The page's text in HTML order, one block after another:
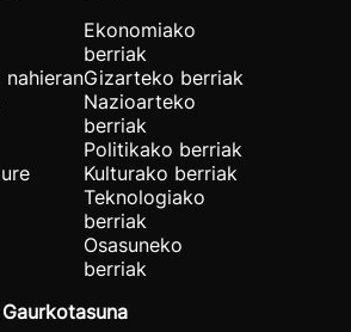
nahieran
Ekonomiako
berriak
Gizarteko berriak
Nazioarteko
berriak
Politikako berriak
Kulturako berriak
Teknologiako
berriak
Osasuneko
berriak
Gaurkotasuna